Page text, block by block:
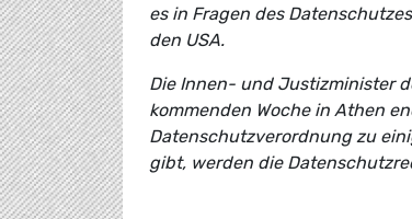
es in Fragen des
den USA.
Die Innen- und Justizminister
kommenden Woche in Athen
Datenschutzverordnung zu
gibt, werden die